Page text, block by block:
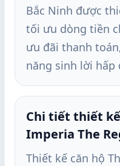
Bắc Ninh được
tối ưu dòng tiền
ưu đãi thanh
năng sinh lời hấp
Chi tiết thiết kế
Imperia The
Thiết kế căn hộ